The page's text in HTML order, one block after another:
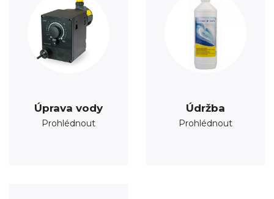
Úprava vody
Prohlédnout
Údržba
Prohlédnout